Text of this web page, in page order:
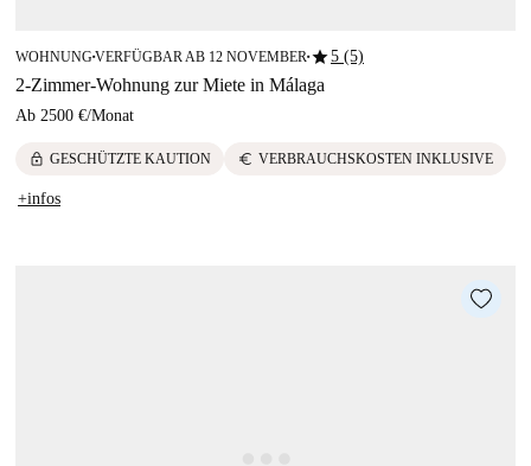
WOHNUNG■VERFÜGBAR AB 12 NOVEMBER■star5 (5)
2-Zimmer-Wohnung zur Miete in Málaga
Ab 2500 €/Monat
lock GESCHÜTZTE KAUTION euro VERBRAUCHSKOSTEN INKLUSIVE
+infos